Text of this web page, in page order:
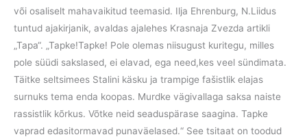
või osaliselt mahavaikitud teemasid. Ilja Ehrenburg, N.Liidus
tuntud ajakirjanik, avaldas ajalehes Krasnaja Zvezda artikli
„Tapa“. „Tapke!Tapke! Pole olemas niisugust kuritegu, milles
pole süüdi sakslased, ei elavad, ega need,kes veel sündimata.
Täitke seltsimees Stalini käsku ja trampige fašistlik elajas
surnuks tema enda koopas. Murdke vägivallaga saksa naiste
rassistlik kõrkus. Võtke neid seaduspärase saagina. Tapke
vaprad edasitormavad punaväelased.“ See tsitaat on toodud